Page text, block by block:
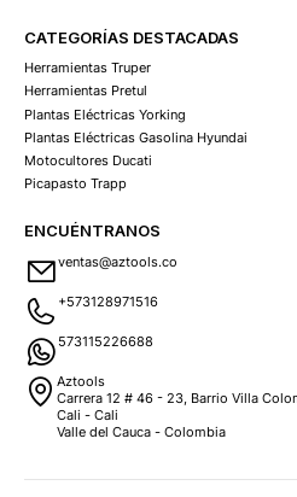
CATEGORÍAS DESTACADAS
Herramientas Truper
Herramientas Pretul
Plantas Eléctricas Yorking
Plantas Eléctricas Gasolina Hyundai
Motocultores Ducati
Picapasto Trapp
ENCUÉNTRANOS
ventas@aztools.co
+573128971516
573115226688
Aztools
Carrera 12 # 46 - 23, Barrio Villa
Cali - Cali
Valle del Cauca - Colombia